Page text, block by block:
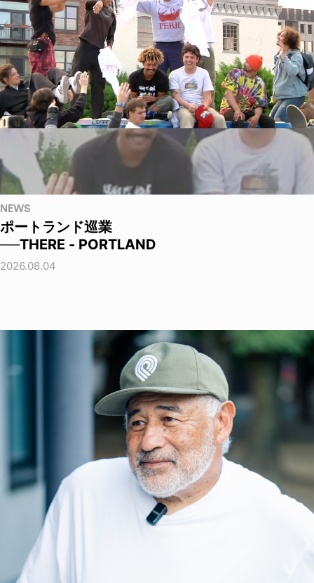
NEWS
ポートランド巡業
──THERE - PORTLAND
2026.08.04